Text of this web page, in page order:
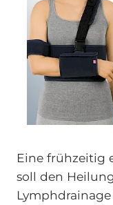
Eine frühzeitig
soll den